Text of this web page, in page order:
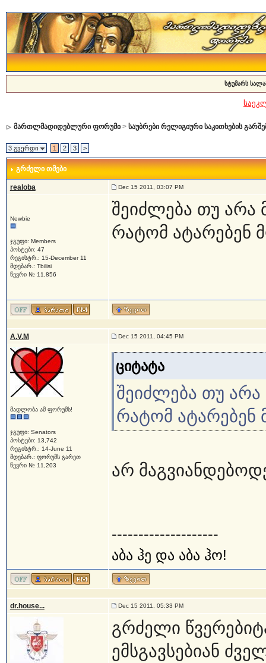
სტუმარს
მართლმადიდებლური ფორუმი> საუბრები რელიგიური საკითხების
3 გვერდი 1 2 3 >
გრძელი თმები
realoba Dec 15 2011, 03:07 PM
Newbie
ჯგუფი: Members
პოსტები: 47
რეგისტრ.: 15-December 11
მდებარ.: Tbilisi
წევრი № 11,856
შეიძლება თუ არა
რატომ ატარებენ
A.V.M Dec 15 2011, 04:45 PM
მადლობა ამ ფორუმს!
ჯგუფი: Senators
პოსტები: 13,742
რეგისტრ.: 14-June 11
მდებარ.: ფორუმს გარეთ
წევრი № 11,203
ციტატა
შეიძლება თუ
რატომ
არ
--------------------
აბა ჰე და აბა ჰო!
dr.house... Dec 15 2011, 05:33 PM
გრძელი
ემსგავსებიან